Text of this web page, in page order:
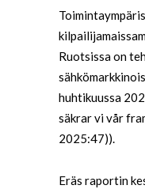
Ruotsissa on
huhtikuussa
säkrar vi vår
2025:47)).
Eräs raportin